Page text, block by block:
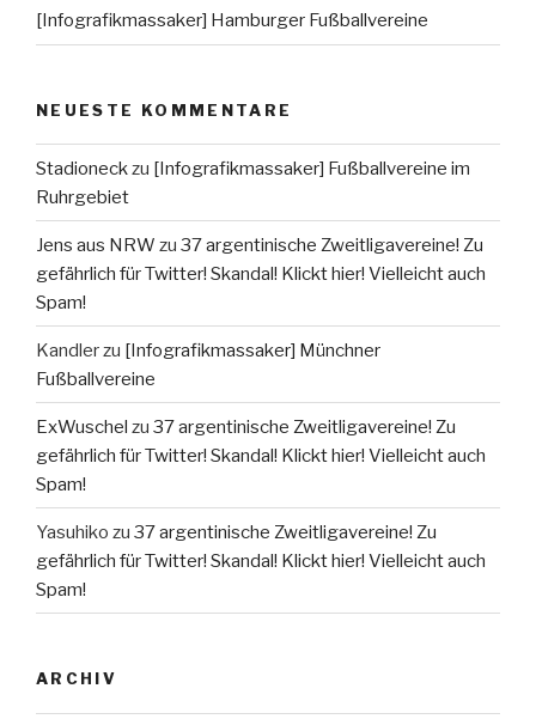
[Infografikmassaker] Hamburger Fußballvereine
NEUESTE KOMMENTARE
Stadioneck zu [Infografikmassaker] Fußballvereine im
Ruhrgebiet
Jens aus NRW zu 37 argentinische Zweitligavereine! Zu
gefährlich für Twitter! Skandal! Klickt hier! Vielleicht auch
Spam!
Kandlerzu [Infografikmassaker] Münchner
Fußballvereine
ExWuschel zu 37 argentinische Zweitligavereine! Zu
gefährlich für Twitter! Skandal! Klickt hier! Vielleicht auch
Spam!
Yasuhiko zu 37 argentinische Zweitligavereine! Zu
gefährlich für Twitter! Skandal! Klickt hier! Vielleicht auch
Spam!
ARCHIV